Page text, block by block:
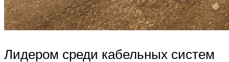
Лидером среди кабельных систем